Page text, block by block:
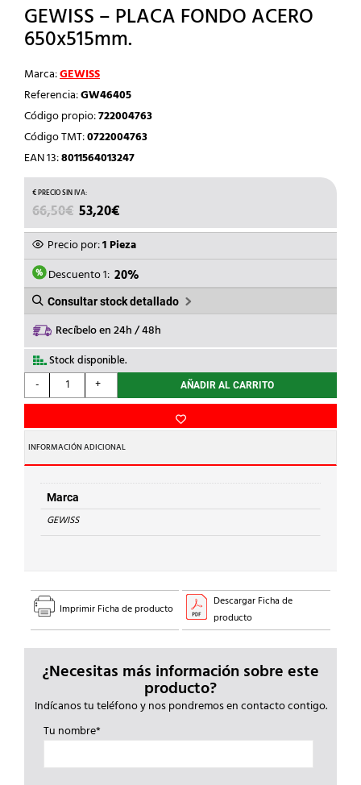
GEWISS – PLACA FONDO ACERO
650x515mm.
Marca:GEWISS
Referencia:GW46405
Código propio:722004763
Código TMT:0722004763
EAN 13:8011564013247
66,50€ EL
PRECIO
ORIGINAL
ERA:
66,50€.
53,20€
PRECIO
ACTUAL
ES:
53,20€.
Precio por:1 Pieza
Descuento 1: 20%
Consultar stock detallado
Recíbelo en 24h / 48h
Stock disponible.
-
GEWISS
-
FONDO
ACERO
650x515mm.
cantidad
+ AÑADIR AL CARRITO
INFORMACIÓN ADICIONAL
Marca
GEWISS
Imprimir Ficha de producto
Descargar Ficha de
producto
¿Necesitas más información sobre este
producto?
Indícanos tu teléfono y nos pondremos en contacto contigo.
Tu nombre*